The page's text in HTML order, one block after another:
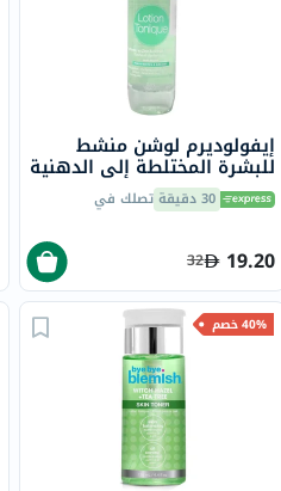
إيفولوديرم لوشن منشط
للبشرة المختلطة إلى الدهنية
250 مل 16295 30 دقيقة تصلك في
19.20
32
40% خصم